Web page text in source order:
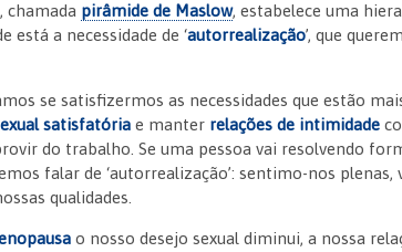
chamada pirâmide de Maslow, estabelece uma
a necessidade de ‘autorrealização’, que
se satisfizermos as necessidades que estão
satisfatória e manter relações de intimidade
do trabalho. Se uma pessoa vai resolvendo
falar de ‘autorrealização’: sentimo-nos
qualidades.
o nosso desejo sexual diminui, a nossa